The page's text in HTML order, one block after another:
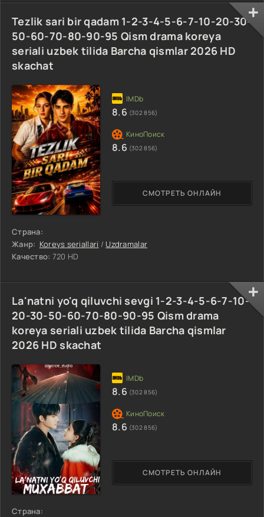
Tezlik sari bir qadam 1-2-3-4-5-6-7-10-20-30-
50-60-70-80-90-95 Qism drama koreya
seriali uzbek tilida Barcha qismlar 2026 HD
skachat
Страна:
Жанр: Koreys seriallari / Uzdramalar
Качество: 720 HD
СМОТРЕТЬ ОНЛАЙН
8.6 (302 856)
8.6 (302 856)
La'natni yo'q qiluvchi sevgi 1-2-3-4-5-6-7-10-
20-30-50-60-70-80-90-95 Qism drama
koreya seriali uzbek tilida Barcha qismlar
2026 HD skachat
Страна:
СМОТРЕТЬ ОНЛАЙН
8.6 (302 856)
8.6 (302 856)